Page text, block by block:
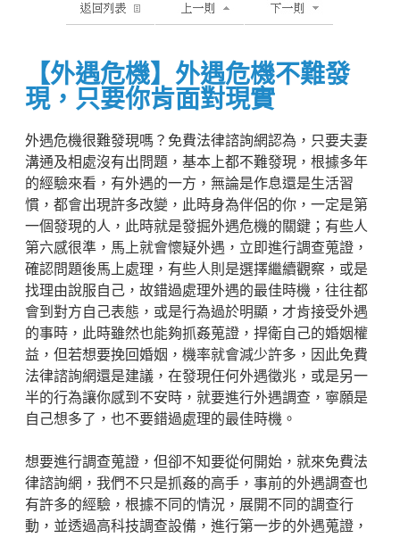
【外遇危機】外遇危機不難發
現，只要你肯面對現實
外遇危機很難發現嗎？免費法律諮詢網認為，只要夫妻
溝通及相處沒有出問題，基本上都不難發現，根據多年
的經驗來看，有外遇的一方，無論是作息還是生活習
慣，都會出現許多改變，此時身為伴侶的你，一定是第
一個發現的人，此時就是發掘外遇危機的關鍵；有些人
第六感很準，馬上就會懷疑外遇，立即進行調查蒐證，
確認問題後馬上處理，有些人則是選擇繼續觀察，或是
找理由說服自己，故錯過處理外遇的最佳時機，往往都
會到對方自己表態，或是行為過於明顯，才肯接受外遇
的事時，此時雖然也能夠抓姦蒐證，捍衛自己的婚姻權
益，但若想要挽回婚姻，機率就會減少許多，因此免費
法律諮詢網還是建議，在發現任何外遇徵兆，或是另一
半的行為讓你感到不安時，就要進行外遇調查，寧願是
自己想多了，也不要錯過處理的最佳時機。
想要進行調查蒐證，但卻不知要從何開始，就來免費法
律諮詢網，我們不只是抓姦的高手，事前的外遇調查也
有許多的經驗，根據不同的情況，展開不同的調查行
動，並透過高科技調查設備，進行第一步的外遇蒐證，